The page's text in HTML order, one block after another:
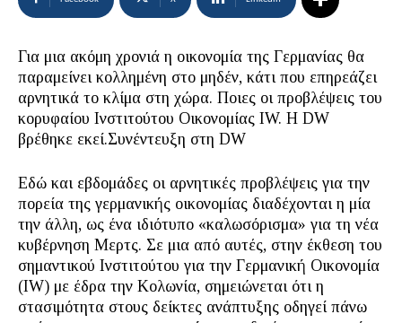
Για μια ακόμη χρονιά η οικονομία της Γερμανίας θα
παραμείνει κολλημένη στο μηδέν, κάτι που επηρεάζει
αρνητικά το κλίμα στη χώρα. Ποιες οι προβλέψεις του
κορυφαίου Ινστιτούτου Οικονομίας IW. Η DW
βρέθηκε εκεί.Συνέντευξη στη DW
Εδώ και εβδομάδες οι αρνητικές προβλέψεις για την
πορεία της γερμανικής οικονομίας διαδέχονται η μία
την άλλη, ως ένα ιδιότυπο «καλωσόρισμα» για τη νέα
κυβέρνηση Μερτς. Σε μια από αυτές, στην έκθεση του
σημαντικού Ινστιτούτου για την Γερμανική Οικονομία
(IW) με έδρα την Κολωνία, σημειώνεται ότι η
στασιμότητα στους δείκτες ανάπτυξης οδηγεί πάνω